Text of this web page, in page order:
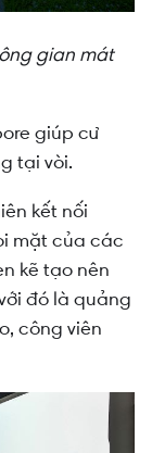
gian mát
giúp cư
tại vòi.
kết nối
mặt của các
kẽ tạo nên
đó là quảng
công viên